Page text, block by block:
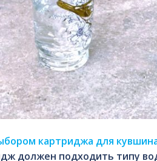
картриджа для
должен подходить типу